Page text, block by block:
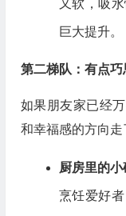
又软，吸
巨大提升。
第二梯队：有点巧
如果朋友家已经
和幸福感的方向走
厨房里的小
烹饪爱好